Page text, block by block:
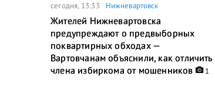
сегодня, 13:33 Нижневартовск
Жителей Нижневартовска
предупреждают о предвыборных
поквартирных обходах —
Вартовчанам объяснили, как отличить
члена избиркома от мошенников
1